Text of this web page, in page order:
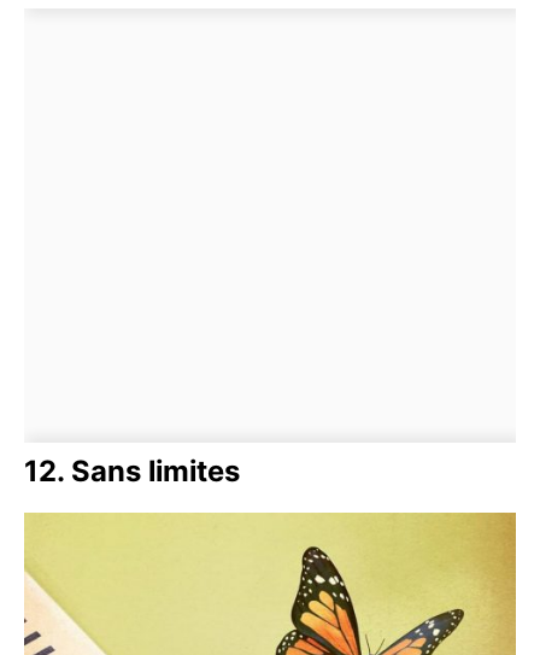
12. Sans limites